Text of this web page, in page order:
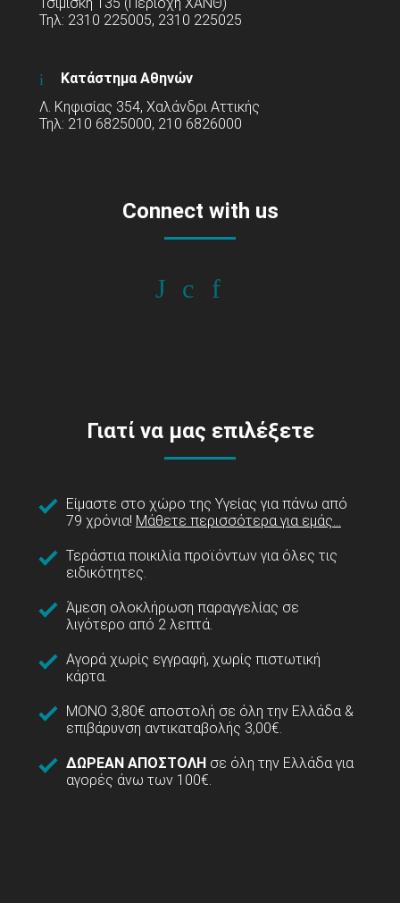
Τσιμισκή 135 (Περιοχή ΧΑΝΘ)
Τηλ: 2310 225005, 2310 225025
Κατάστημα Αθηνών
Λ. Κηφισίας 354, Χαλάνδρι Αττικής
Τηλ: 210 6825000, 210 6826000
Connect with us
Γιατί να μας επιλέξετε
Είμαστε στο χώρο της Υγείας για πάνω από
79 χρόνια! Μάθετε περισσότερα για εμάς...
Τεράστια ποικιλία προϊόντων για όλες τις
ειδικότητες.
Άμεση ολοκλήρωση παραγγελίας σε
λιγότερο από 2 λεπτά.
Αγορά χωρίς εγγραφή, χωρίς πιστωτική
κάρτα.
ΜΟΝΟ 3,80€ αποστολή σε όλη την Ελλάδα &
επιβάρυνση αντικαταβολής 3,00€.
ΔΩΡΕΑΝ ΑΠΟΣΤΟΛΗ σε όλη την Ελλάδα για
αγορές άνω των 100€.